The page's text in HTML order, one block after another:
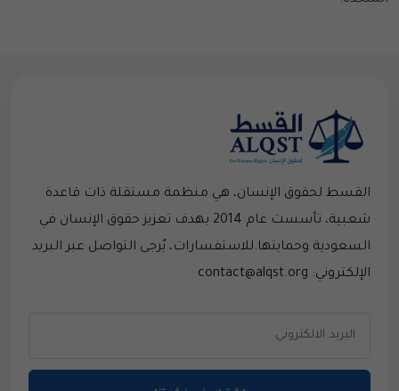
القسط لحقوق الإنسان، هي منظمة مستقلة ذات قاعدة
شعبية، تأسست عام 2014 بهدف تعزيز حقوق الإنسان في
السعودية وحمايتها.للاستفسارات، يُرجى التواصل عبر البريد
الإلكتروني: contact@alqst.org